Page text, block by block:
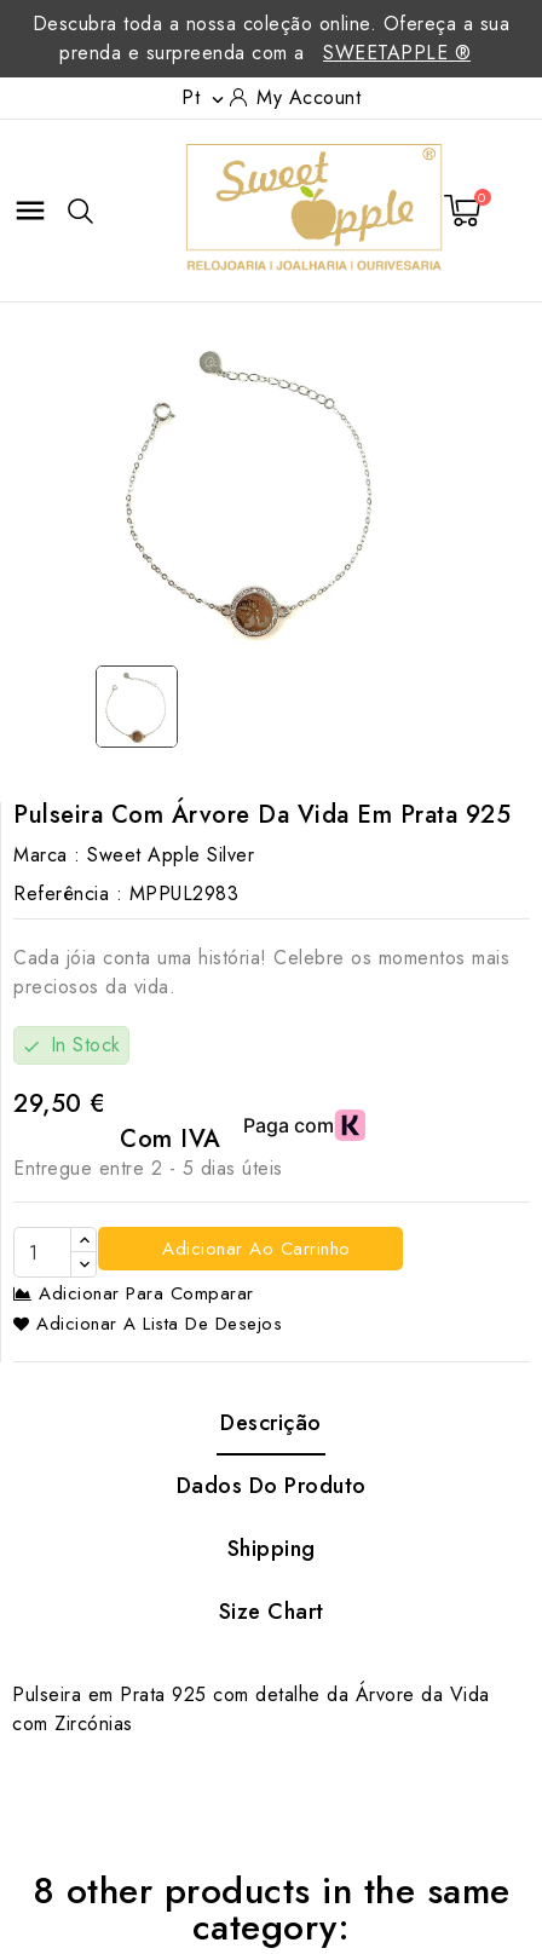
Descubra toda a nossa coleção online. Ofereça a sua
prenda e surpreenda com a
SWEETAPPLE ®
Pt  My Account
 0
Pulseira Com Árvore Da Vida Em Prata 925
Marca : Sweet Apple Silver
Referência : MPPUL2983
Cada jóia conta uma história! Celebre os momentos mais
preciosos da vida.
check In Stock
29,50 €
Com IVA
Entregue entre 2 - 5 dias úteis
Adicionar Ao Carrinho
Adicionar Para Comparar
Adicionar A Lista De Desejos
Descrição
Dados Do Produto
Shipping
Size Chart
Pulseira em Prata 925 com detalhe da Árvore da Vida
com Zircónias
8 other products in the same
category: